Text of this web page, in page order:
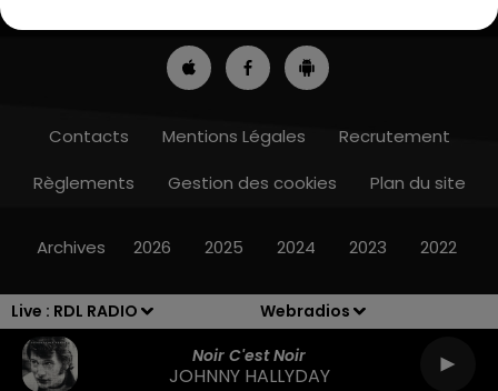
Live : RDL RADIO
Webradios
Noir C'est Noir
JOHNNY HALLYDAY
Contacts Mentions Légales
Recrutement
Règlements
Gestion des cookies Plan du site
Archives 2026 2025 2024 2023 2022